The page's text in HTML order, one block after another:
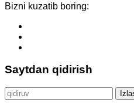
Bizni kuzatib boring:
Saytdan qidirish
Qidirshish: